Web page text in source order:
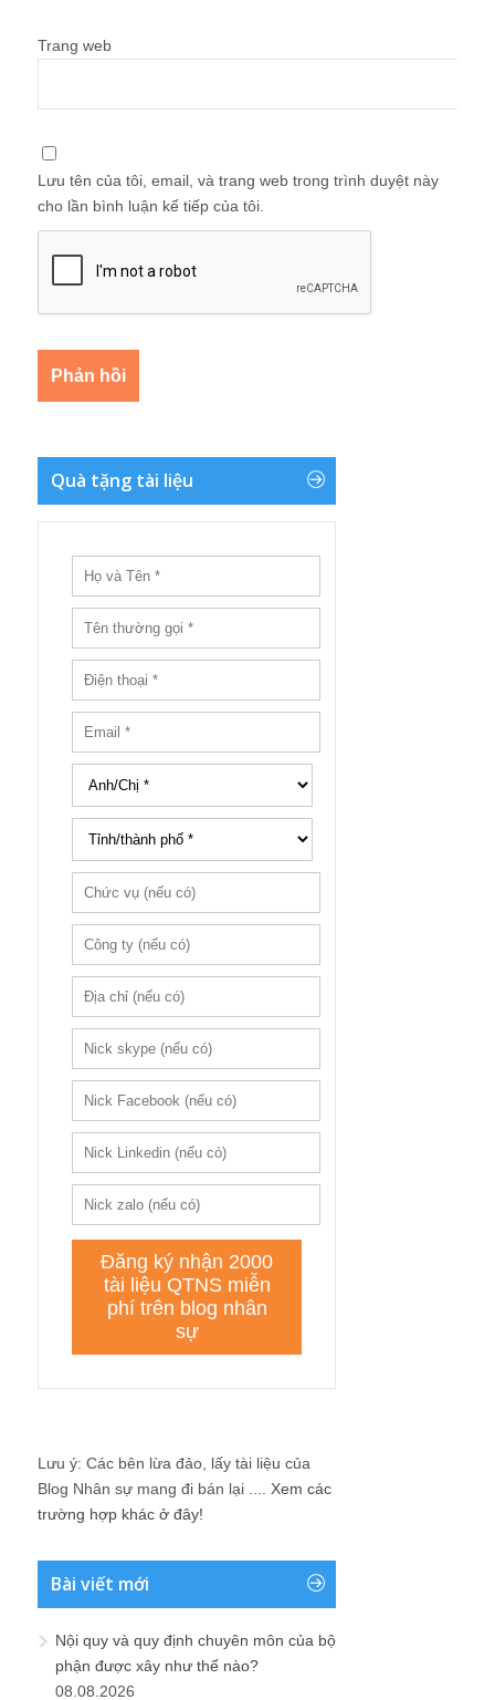
Trang web
Lưu tên của tôi, email, và trang web trong trình duyệt này
cho lần bình luận kế tiếp của tôi.
Quà tặng tài liệu
Lưu ý: Các bên lừa đảo, lấy tài liệu của
Blog Nhân sự mang đi bán lại .... Xem các
trường hợp khác ở đây!
Bài viết mới
Nội quy và quy định chuyên môn của bộ
phận được xây như thế nào?
08.08.2026